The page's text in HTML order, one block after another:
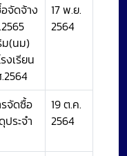
จัดจ้าง
ม(นม)
งเรียน
17 พ.ย.
2564
จัดซื้อ
ระจำ
19 ต.ค.
2564